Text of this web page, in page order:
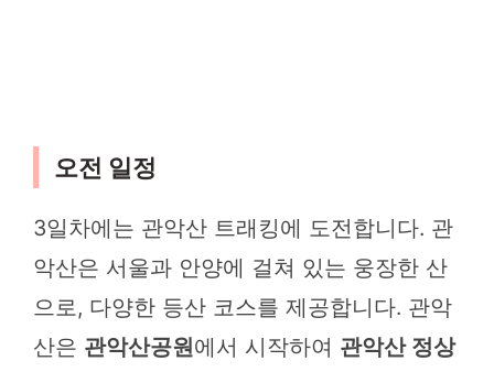
오전 일정
3일차에는 관악산 트래킹에 도전합니다. 관
악산은 서울과 안양에 걸쳐 있는 웅장한 산
으로, 다양한 등산 코스를 제공합니다. 관악
산은 관악산공원에서 시작하여 관악산 정상